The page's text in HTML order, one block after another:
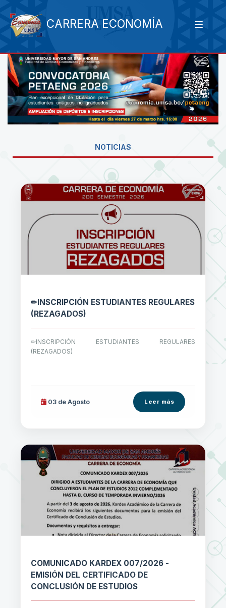
CARRERA ECONOMÍA
NOTICIAS
✏INSCRIPCIÓN ESTUDIANTES REGULARES
(REZAGADOS)
✏INSCRIPCIÓN ESTUDIANTES REGULARES
(REZAGADOS)
03 de Agosto Leer más
COMUNICADO KARDEX 007/2026 -
EMISIÓN DEL CERTIFICADO DE
CONCLUSIÓN DE ESTUDIOS